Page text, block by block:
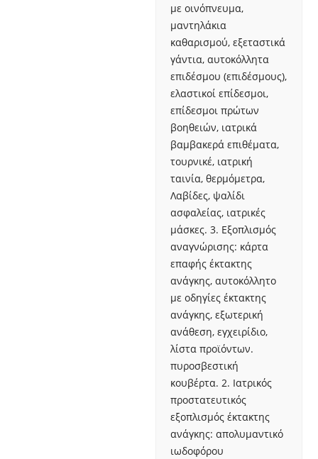
με οινόπνευμα,
μαντηλάκια
καθαρισμού, εξεταστικά
γάντια, αυτοκόλλητα
επιδέσμου (επιδέσμους),
ελαστικοί επίδεσμοι,
επίδεσμοι πρώτων
βοηθειών, ιατρικά
βαμβακερά επιθέματα,
τουρνικέ, ιατρική
ταινία, θερμόμετρα,
Λαβίδες, ψαλίδι
ασφαλείας, ιατρικές
μάσκες. 3. Εξοπλισμός
αναγνώρισης: κάρτα
επαφής έκτακτης
ανάγκης, αυτοκόλλητο
με οδηγίες έκτακτης
ανάγκης, εξωτερική
ανάθεση, εγχειρίδιο,
λίστα προϊόντων.
πυροσβεστική
κουβέρτα. 2. Ιατρικός
προστατευτικός
εξοπλισμός έκτακτης
ανάγκης: απολυμαντικό
ιωδοφόρου